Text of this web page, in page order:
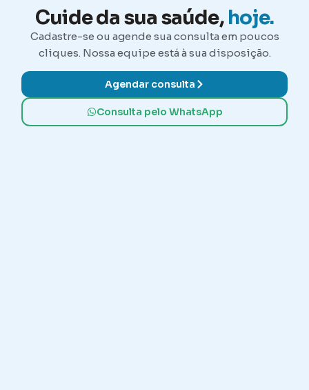
Cuide da sua saúde, hoje.
Cadastre-se ou agende sua consulta em poucos
cliques. Nossa equipe está à sua disposição.
Agendar consulta
Consulta pelo WhatsApp